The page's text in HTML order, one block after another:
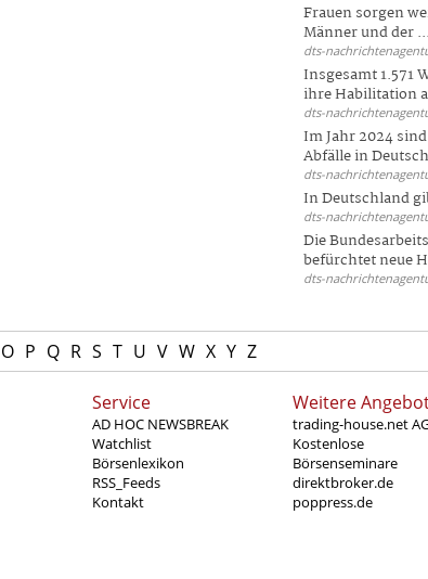
Frauen sorgen
Männer und der ...
dts-
Insgesamt 1.571
ihre Habilitation
dts-
Im Jahr 2024
Abfälle in
dts-
In Deutschland
dts-
Die
befürchtet neue
dts-
O P Q R S T U V W X Y Z
Service
AD HOC NEWSBREAK
Watchlist
Börsenlexikon
RSS_Feeds
Kontakt
Weitere
trading-house.net
Kostenlose
Börsenseminare
direktbroker.de
poppress.de